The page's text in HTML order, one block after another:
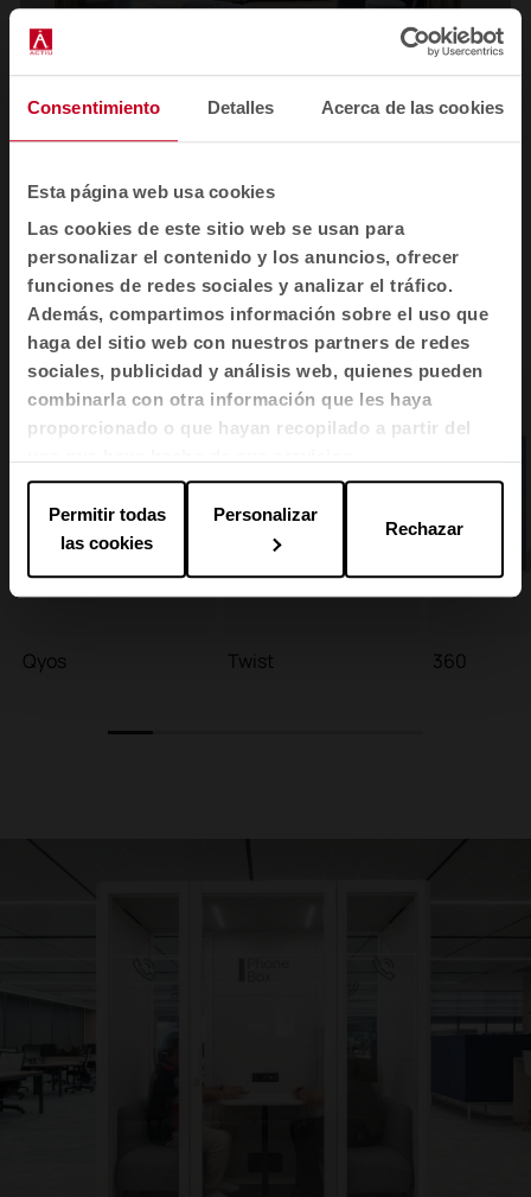
Consentimiento Detalles Acerca de las cookies
Esta página web usa cookies
Las cookies de este sitio web se usan para
personalizar el contenido y los anuncios, ofrecer
funciones de redes sociales y analizar el tráfico.
Además, compartimos información sobre el uso que
haga del sitio web con nuestros partners de redes
sociales, publicidad y análisis web, quienes pueden
combinarla con otra información que les haya
proporcionado o que hayan recopilado a partir del
Permitir todas
las cookies
Personalizar
Rechazar
1
Ver todas las imágenes
Productos relacionados
Qyos Twist 360